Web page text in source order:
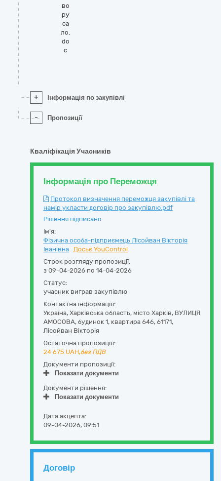
во
ру
са
ло.
do
c
+ Інформація по закупівлі
- Пропозиції
Кваліфікація Учасників
Інформація про Переможця
Протокол визначення переможця закупівлі та
намір укласти договір про закупівлю.pdf
Рішення підписано
Ім'я:
Фізична особа-підприємець Лісойван Вікторія
Іванівна Досьє YouControl
Строк розгляду пропозиції:
з 09-04-2026 по 14-04-2026
Статус:
учасник виграв закупівлю
Контактна інформація:
Україна, Харківська область, місто Харків, ВУЛИЦЯ
АМОСОВА, будинок 1, квартира 646, 61171,
Лісойван Вікторія
Остаточна пропозиція:
24 675 UAH,без ПДВ
Документи пропозиції:
Показати документи
Документи рішення:
Показати документи
Дата акцепта:
09-04-2026, 09:51
Договір